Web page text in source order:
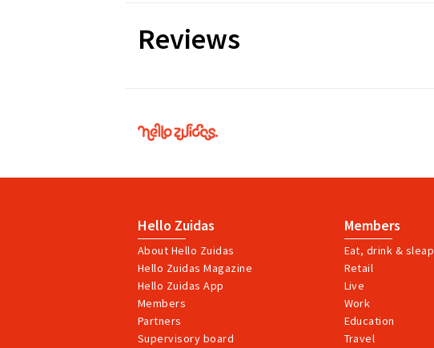
Reviews
Hello
Zuidas
Hello Zuidas
About Hello Zuidas
Hello Zuidas Magazine
Hello Zuidas App
Members
Partners
Supervisory board
Members
Eat, drink & sleap
Retail
Live
Work
Education
Travel